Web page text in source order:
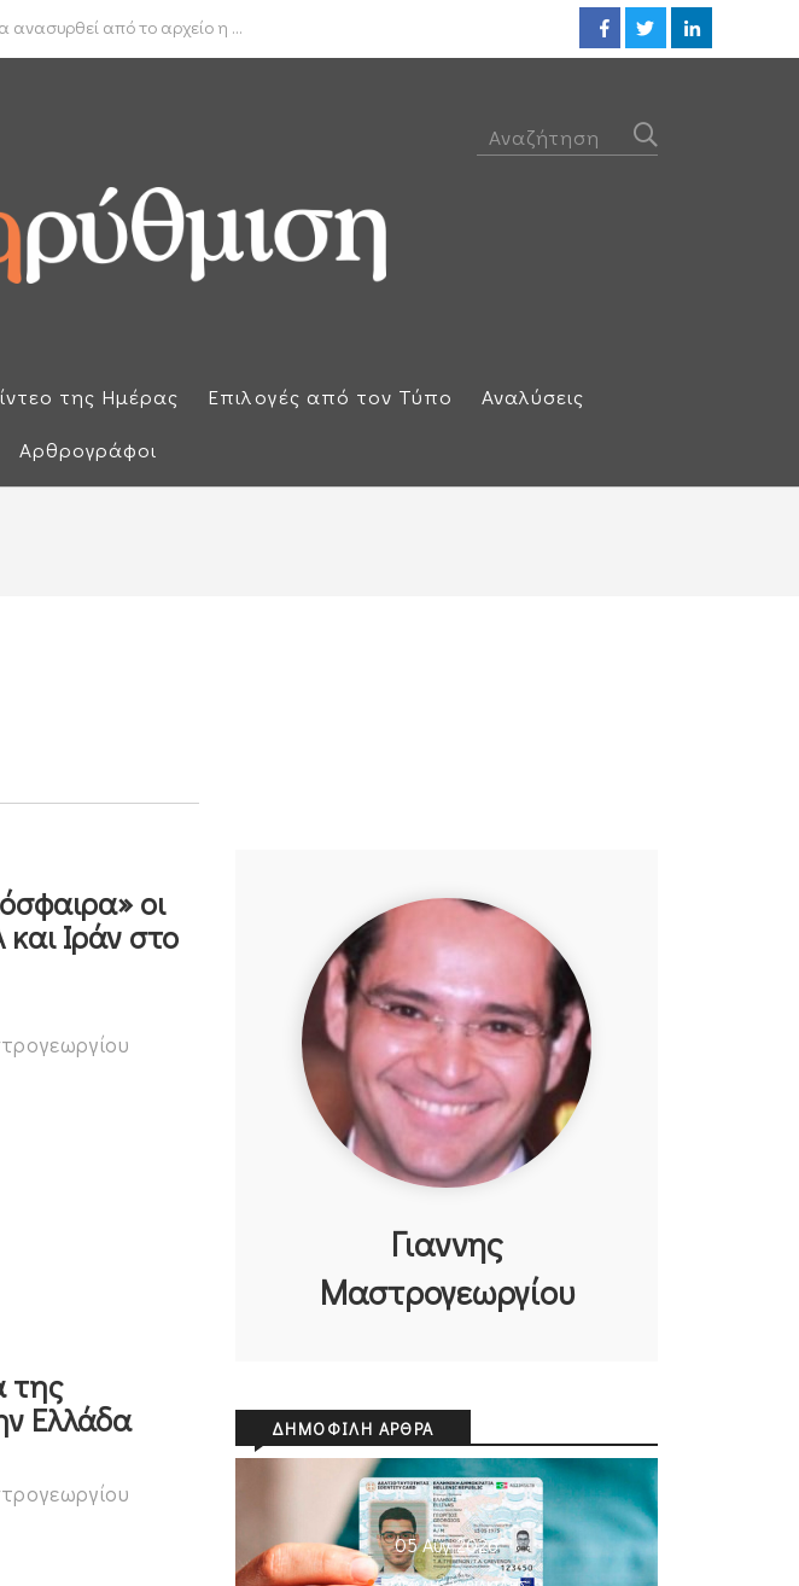
ανασυρθεί από το αρχείο η ...
των νοικοκυριών Προθεσμία για να
της Ημέρας Επιλογές από τον Τύπο
Αναλύσεις
Αρθρογράφοι
οι
Ιράν στο
της
Ελλάδα
Γιαννης
Μαστρογεωργίου
ΔΗΜΟΦΙΛΉ ΆΡΘΡΑ
05 Αυγ 2026